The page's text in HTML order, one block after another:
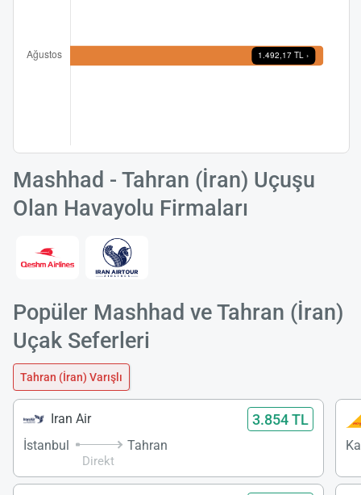
Mashhad - Tahran (İran) Uçuşu
Olan Havayolu Firmaları
Popüler Mashhad ve Tahran (İran)
Uçak Seferleri
Tahran (İran) Varışlı
Iran Air 3.854 TL
İstanbul
Direkt
Tahran